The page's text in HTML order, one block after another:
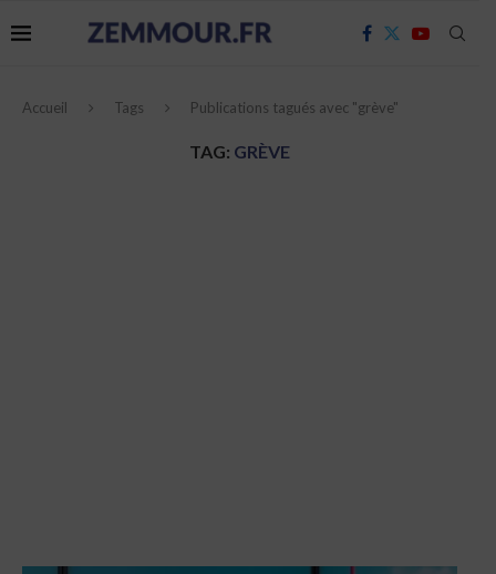
Accueil Tags Publications tagués avec "grève"
TAG: GRÈVE